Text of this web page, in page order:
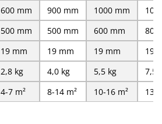
600 mm
500 mm
19 mm
2,8 kg
4-7 m²
900 mm
500 mm
19 mm
4,0 kg
8-14 m²
1000 mm
600 mm
19 mm
5,5 kg
10-16 m²
800
19
7,5
13-